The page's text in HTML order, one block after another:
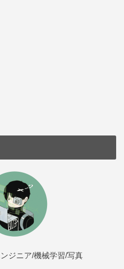
ジニア/機械学習/写真